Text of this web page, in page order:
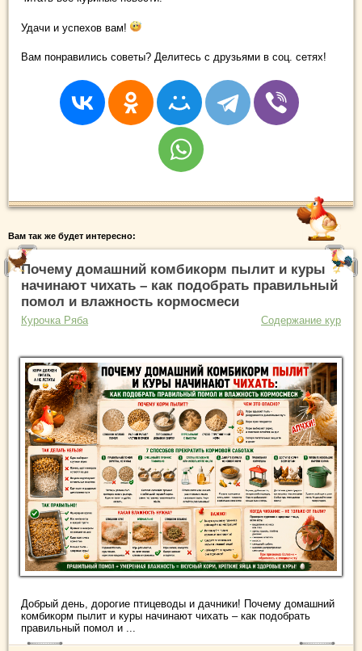
Удачи и успехов вам!
Вам понравились советы? Делитесь с друзьями в соц. сетях!
Вам так же будет интересно:
Почему домашний комбикорм пылит и куры
начинают чихать – как подобрать правильный
помол и влажность кормосмеси
Курочка Ряба Содержание кур
Добрый день, дорогие птицеводы и дачники! Почему домашний
комбикорм пылит и куры начинают чихать – как подобрать
правильный помол и ...